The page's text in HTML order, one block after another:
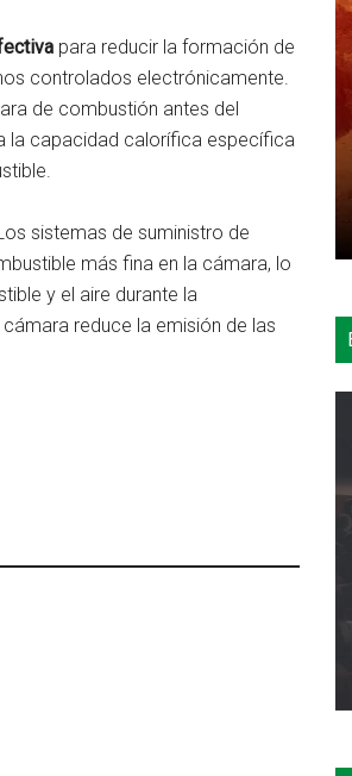
para reducir la formación de
controlados electrónicamente.
de combustión antes del
la capacidad calorífica específica
sistemas de suministro de
más fina en la cámara, lo
y el aire durante la
reduce la emisión de las